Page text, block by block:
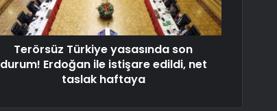
Terörsüz Türkiye yasasında son
durum! Erdoğan ile istişare edildi, net
taslak haftaya